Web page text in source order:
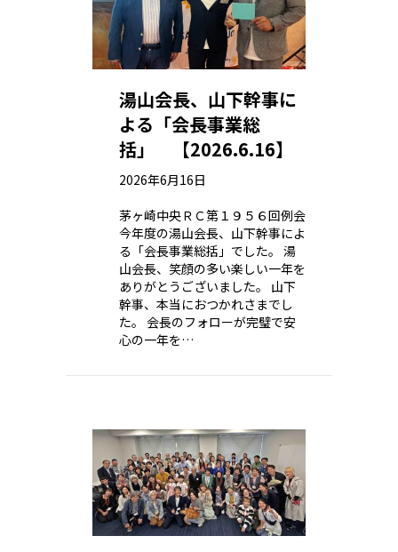
湯山会長、山下幹事に
よる「会長事業総
括」 【2026.6.16】
2026年6月16日
茅ヶ崎中央ＲＣ第１９５６回例会
今年度の湯山会長、山下幹事によ
る「会長事業総括」でした。 湯
山会長、笑顔の多い楽しい一年を
ありがとうございました。 山下
幹事、本当におつかれさまでし
た。 会長のフォローが完璧で安
心の一年を…